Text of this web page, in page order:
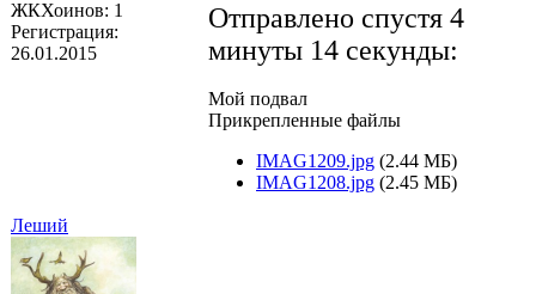
ЖКХоинов: 1
Регистрация:
26.01.2015
Отправлено спустя 4
минуты 14 секунды:
Мой подвал
Прикрепленные файлы
IMAG1209.jpg (2.44 МБ)
IMAG1208.jpg (2.45 МБ)
Леший